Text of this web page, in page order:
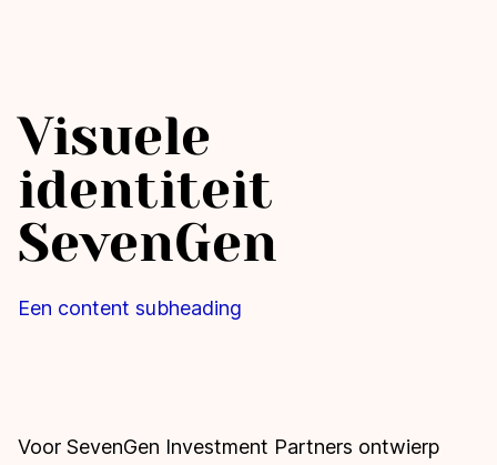
Visuele
identiteit
SevenGen
Een content subheading
Voor SevenGen Investment Partners ontwierp